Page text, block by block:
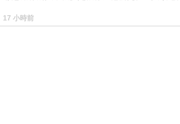
17 小時前